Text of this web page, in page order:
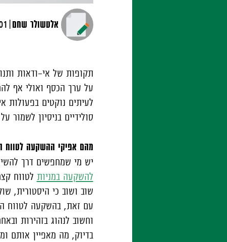
אלטשולר שחם|
01
תקופות של אי-ודאות
על ערך הכסף ואולי אף
לעיתים נוקטים בפעולות
סולידיים בניסיון לשמור
מהם אפיקי ההשקעה לטווח
יש מי שמחפשים דרך
להשקעה במניות לטווח
שוב ושוב כי היסטורית,
עם זאת, בהשקעה לטווח
וחשוב לנהוג בזהירות
בדיוק, מה מאפיין אותם